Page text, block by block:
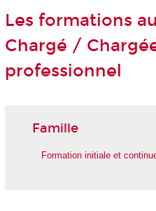
Les formations
Chargé /
professionnel
Famille
Formation initiale et